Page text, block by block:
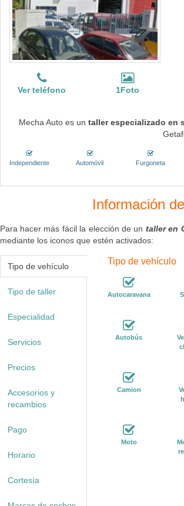
Ver teléfono 1Foto
Mecha Auto es un taller especializado en
Independiente Automóvil Furgoneta
Información
Para hacer más fácil la elección de un taller en
mediante los iconos que estén activados:
Tipo de vehículo
Tipo de taller
Especialidad
Servicios
Precios
Accesorios y
recambios
Pago
Horario
Cortesía
Tipo de vehículo
Autocaravana
Autobús
Camion
Moto